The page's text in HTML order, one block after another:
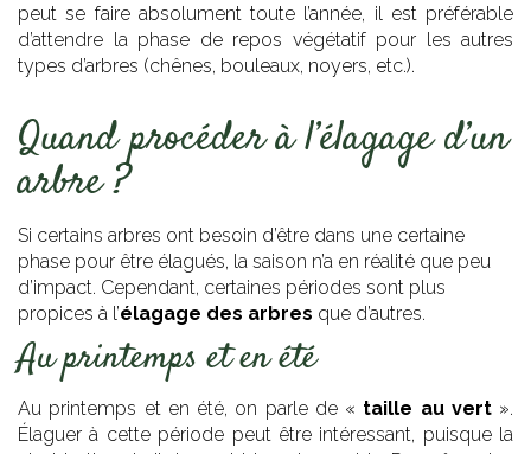
peut se faire absolument toute l’année, il est préférable
d’attendre la phase de repos végétatif pour les autres
types d’arbres (chênes, bouleaux, noyers, etc.).
Quand procéder à l’élagage d’un
arbre ?
Si certains arbres ont besoin d’être dans une certaine
phase pour être élagués, la saison n’a en réalité que peu
d’impact. Cependant, certaines périodes sont plus
propices à l’élagage des arbres que d’autres.
Au printemps et en été
Au printemps et en été, on parle de « taille au vert».
Élaguer à cette période peut être intéressant, puisque la